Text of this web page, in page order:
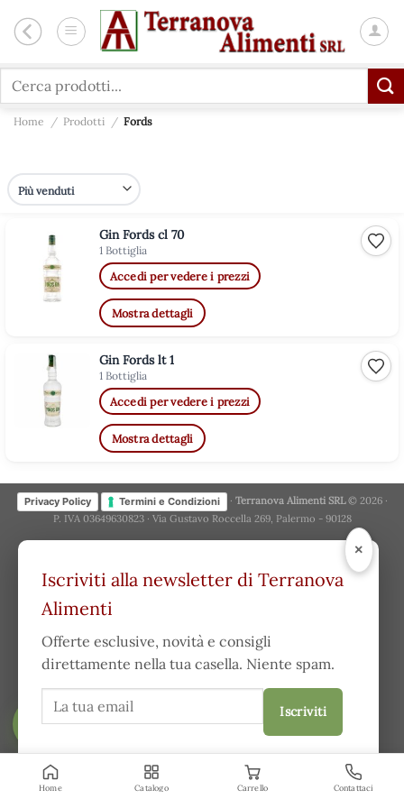
Cerca:
Home / Prodotti / Fords
Gin Fords cl 70
1 Bottiglia
Accedi per vedere i prezzi
Mostra dettagli
Gin Fords lt 1
1 Bottiglia
Accedi per vedere i prezzi
Mostra dettagli
Privacy Policy Termini e Condizioni · Terranova Alimenti SRL© 2026 ·
P. IVA 03649630823 · Via Gustavo Roccella 269, Palermo - 90128
×
Iscriviti alla newsletter di Terranova
Alimenti
Offerte esclusive, novità e consigli
direttamente nella tua casella. Niente spam.
Iscriviti
Acconsento a ricevere comunicazioni e ho letto la
privacy
Home Catalogo Carrello Contattaci